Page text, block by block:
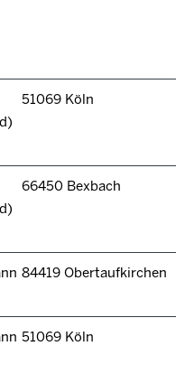
51069 Köln
66450 Bexbach
84419 Obertaufkirchen
51069 Köln